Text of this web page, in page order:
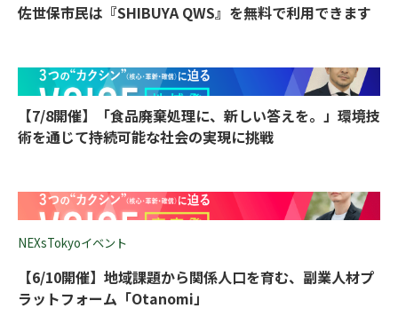
佐世保市民は『SHIBUYA QWS』を無料で利用できます
【7/8開催】「食品廃棄処理に、新しい答えを。」環境技
術を通じて持続可能な社会の実現に挑戦
NEXsTokyoイベント
【6/10開催】地域課題から関係人口を育む、副業人材プ
ラットフォーム「Otanomi」